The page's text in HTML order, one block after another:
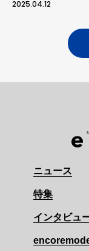
2025.04.12
ニュース
特集
インタビュ